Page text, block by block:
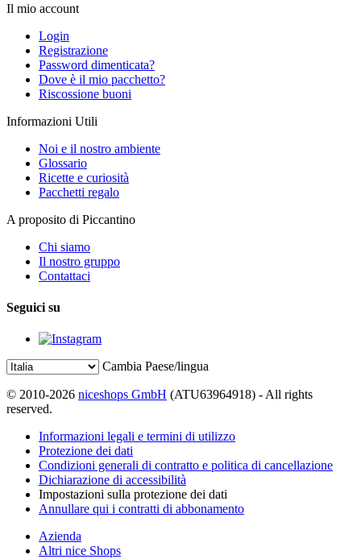
Il mio account
Login
Registrazione
Password dimenticata?
Dove è il mio pacchetto?
Riscossione buoni
Informazioni Utili
Noi e il nostro ambiente
Glossario
Ricette e curiosità
Pacchetti regalo
A proposito di Piccantino
Chi siamo
Il nostro gruppo
Contattaci
Seguici su
Cambia Paese/lingua
© 2010-2026 niceshops GmbH (ATU63964918) - All rights
reserved.
Informazioni legali e termini di utilizzo
Protezione dei dati
Condizioni generali di contratto e politica di cancellazione
Dichiarazione di accessibilità
Impostazioni sulla protezione dei dati
Annullare qui i contratti di abbonamento
Azienda
Altri nice Shops